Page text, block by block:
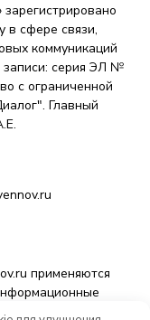
в сфере связи,
коммуникаций
записи: серия ЭЛ №
с ограниченной
Главный
применяются
на основе сбора,